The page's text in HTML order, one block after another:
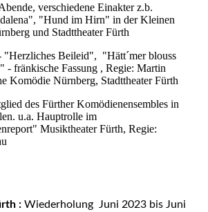
verschiedene Einakter z.b.
"Hund im Hirn" in der Kleinen
und Stadttheater Fürth
"Herzliches Beileid", "Hätt´mer blouss
- fränkische Fassung , Regie: Martin
Komödie Nürnberg, Stadttheater Fürth
des Fürther Komödienensembles in
u.a. Hauptrolle im
Musiktheater Fürth, Regie:
: Wiederholung Juni 2023 bis Juni